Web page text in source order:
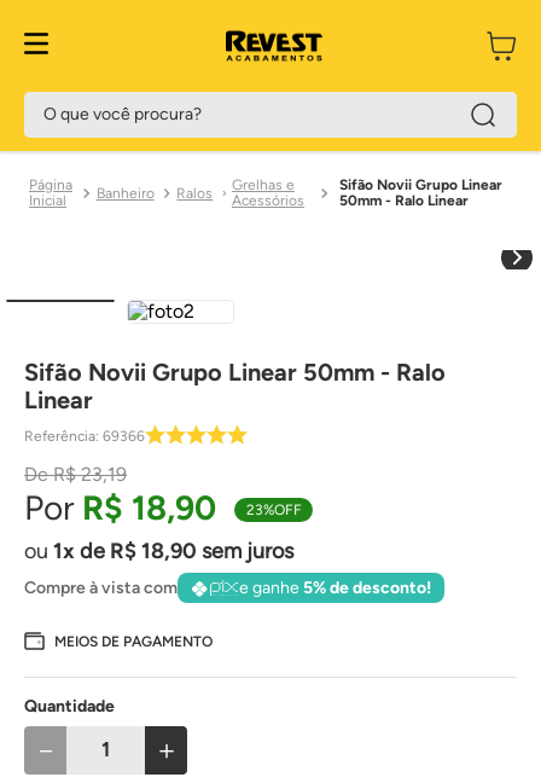
O que você procura?
Banheiro Ralos
Grelhas e
Acessórios
Sifão Novii Grupo Linear
50mm - Ralo Linear
Sifão Novii Grupo Linear 50mm - Ralo
Linear
Referência: 69366
R$ 23,19
R$ 18,90 23%OFF
1 de R$18,90 sem juros
Compre à vista com e ganhe5% de desconto!
MEIOS DE PAGAMENTO
Quantidade
＋
－